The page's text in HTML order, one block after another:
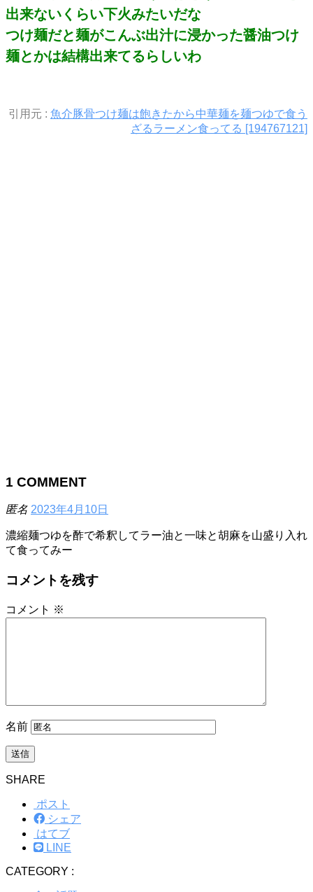
出来ないくらい下火みたいだな
つけ麺だと麺がこんぶ出汁に浸かった醤油つけ
麺とかは結構出来てるらしいわ
引用元 : 魚介豚骨つけ麺は飽きたから中華麺を麺つゆで食う
ざるラーメン食ってる [194767121]
1 COMMENT
匿名 2023年4月10日
濃縮麺つゆを酢で希釈してラー油と一味と胡麻を山盛り入れ
て食ってみー
コメントを残す
コメント ※
名前
SHARE
ポスト
シェア
はてブ
LINE
CATEGORY :